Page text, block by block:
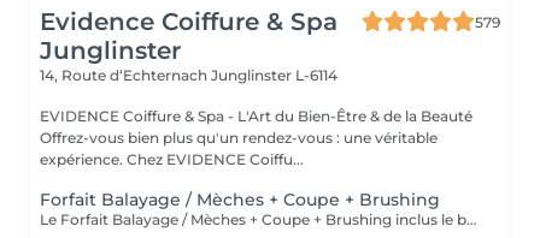
Evidence Coiffure & Spa
Junglinster
579
14, Route d‘Echternach Junglinster L-6114
EVIDENCE Coiffure & Spa - L'Art du Bien-Être & de la Beauté
Offrez-vous bien plus qu'un rendez-vous : une véritable
expérience. Chez EVIDENCE Coiffu...
Forfait Balayage / Mèches + Coupe + Brushing
Le Forfait Balayage / Mèches + Coupe + Brushing inclus le balayage, le traitement, la coupe, le brushing, le shampoing et le soin. Le prix pourra varier en fonction de la longueur des cheveux. Pour tout renseignement complémentaire, n'hésitez pas à nous appeler.